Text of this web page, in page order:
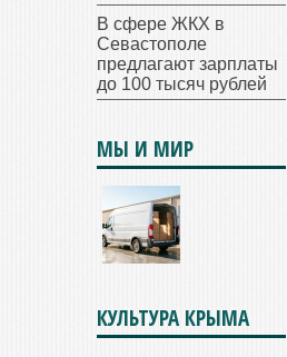
В сфере ЖКХ в
Севастополе
предлагают зарплаты
до 100 тысяч рублей
МЫ И МИР
КУЛЬТУРА КРЫМА